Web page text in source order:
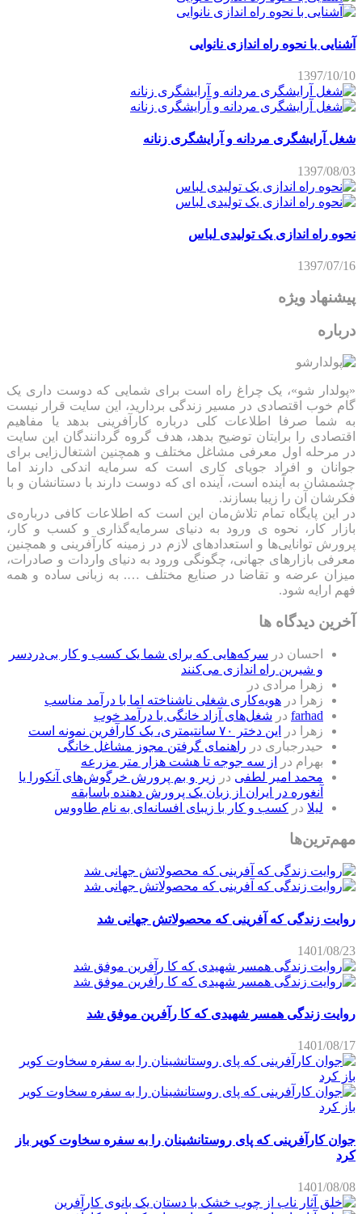
آشنایی با نحوه راه اندازی نانوایی
1397/10/10
شغل آرایشگری مردانه و آرایشگری زنانه
1397/08/03
نحوه راه اندازی یک تولیدی لباس
1397/07/16
پیشنهاد ویژه
درباره
«پولدار شو»، یک چراغ راه است برای شمایی که دوست داری یک
گام خوب اقتصادی در مسیر زندگی بردارید، این سایت قرار نیست
به شما صرفا اطلاعات کلی درباره کارآفرینی بدهد یا مفاهیم
اقتصادی را برایتان توضیح بدهد، هدف گروه گردانندگان این سایت
در مرحله اول معرفی مشاغل مختلف و همچنین اشتغال‌زایی برای
جوانان و افراد جویای کاری است که سرمایه اندکی دارند اما
چشمشان به آینده است، آینده ای که دوست دارند با دستانشان و با
فکرشان آن را زیبا بسازند.
در این پایگاه تمام تلاش‌مان این است که ‌اطلاعات کافی درباره‌ی
بازار کار، نحوه ی ورود به دنیای سرمایه‌گذاری و کسب و کار،
پرورش توانایی‌ها و استعدادهای لازم در زمینه کارآفرینی و همچنین
معرفی بازارهای جهانی، چگونگی ورود به دنیای واردات و صادرات،
میزان عرضه و تقاضا در صنایع مختلف …. به زبانی ساده و همه
فهم ارایه شود.
آخرین دیدگاه ها
احسان در سرکه‌هایی که برای شما یک کسب و کار بی‌دردسر
و شیرین راه اندازی می‌کنند
زهرا مرادی در
زهرا
در هویه‌کاری شغلی ناشناخته اما با درآمد مناسب
farhad در شغل‌های آزاد خانگی با درآمد خوب
زهرا
در
این دختر ۷۰ سانتیمتری، یک کارآفرین نمونه است
حیدرجباری در راهنمای گرفتن مجوز مشاغل خانگی
بهرام در
از سه جوجه تا هشت هزار متر مزرعه
محمد امیر لطفی در زیر و بم پرورش خرگوش‌های آنکورا یا
آنغوره در ایران از زبان یک پرورش دهنده باسابقه
لیلا در کسب و کار با زیبای افسانه‌ای به نام طاووس
مهم‌ترین‌ها
روایت زندگی که آفرینی که محصولاتش جهانی شد
1401/08/23
روایت زندگی همسر شهیدی که کا رآفرین موفق شد
1401/08/17
جوان کارآفرینی که پای روستانشینان را به سفره سخاوت کویر باز
کرد
1401/08/08